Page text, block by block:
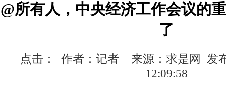
@所有人，中央经济工作会议的
了
点击：
作者：记者 来源：求是网 发
12:09:58